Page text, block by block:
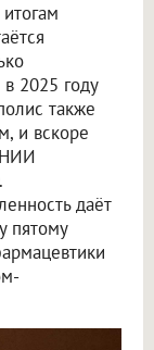
2025 году
также
и вскоре
НИИ
даёт
пятому